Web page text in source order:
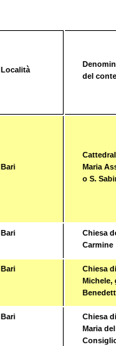
Località
del
Bari
Maria
o S.
Bari
Chiesa
Carmine
Bari
Chiesa
Michele,
Bari
Chiesa
Maria